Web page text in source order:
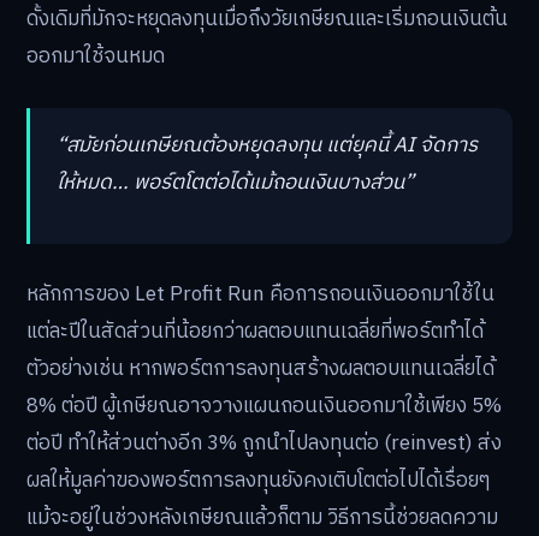
ดั้งเดิมที่มักจะหยุดลงทุนเมื่อถึงวัยเกษียณและเริ่มถอนเงินต้น
ออกมาใช้จนหมด
“สมัยก่อนเกษียณต้องหยุดลงทุน แต่ยุคนี้ AI จัดการ
ให้หมด… พอร์ตโตต่อได้แม้ถอนเงินบางส่วน”
หลักการของ Let Profit Run คือการถอนเงินออกมาใช้ใน
แต่ละปีในสัดส่วนที่น้อยกว่าผลตอบแทนเฉลี่ยที่พอร์ตทำได้
ตัวอย่างเช่น หากพอร์ตการลงทุนสร้างผลตอบแทนเฉลี่ยได้
8% ต่อปี ผู้เกษียณอาจวางแผนถอนเงินออกมาใช้เพียง 5%
ต่อปี ทำให้ส่วนต่างอีก 3% ถูกนำไปลงทุนต่อ (reinvest) ส่ง
ผลให้มูลค่าของพอร์ตการลงทุนยังคงเติบโตต่อไปได้เรื่อยๆ
แม้จะอยู่ในช่วงหลังเกษียณแล้วก็ตาม วิธีการนี้ช่วยลดความ